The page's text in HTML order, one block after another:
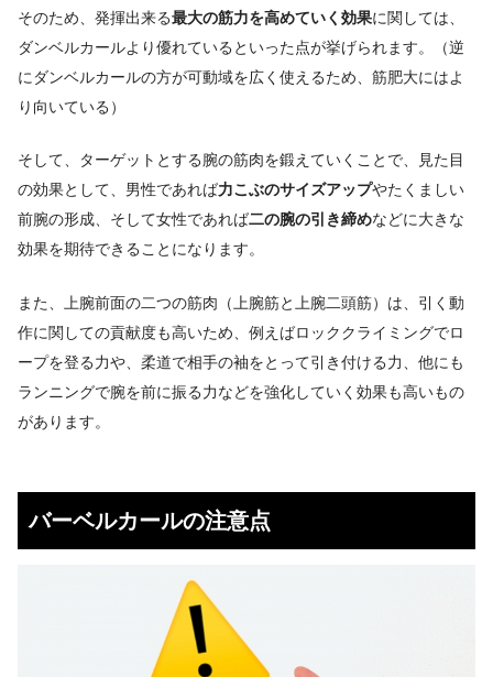
そのため、発揮出来る最大の筋力を高めていく効果に関しては、
ダンベルカールより優れているといった点が挙げられます。（逆
にダンベルカールの方が可動域を広く使えるため、筋肥大にはよ
り向いている）
そして、ターゲットとする腕の筋肉を鍛えていくことで、見た目
の効果として、男性であれば力こぶのサイズアップやたくましい
前腕の形成、そして女性であれば二の腕の引き締めなどに大きな
効果を期待できることになります。
また、上腕前面の二つの筋肉（上腕筋と上腕二頭筋）は、引く動
作に関しての貢献度も高いため、例えばロッククライミングでロ
ープを登る力や、柔道で相手の袖をとって引き付ける力、他にも
ランニングで腕を前に振る力などを強化していく効果も高いもの
があります。
バーベルカールの注意点